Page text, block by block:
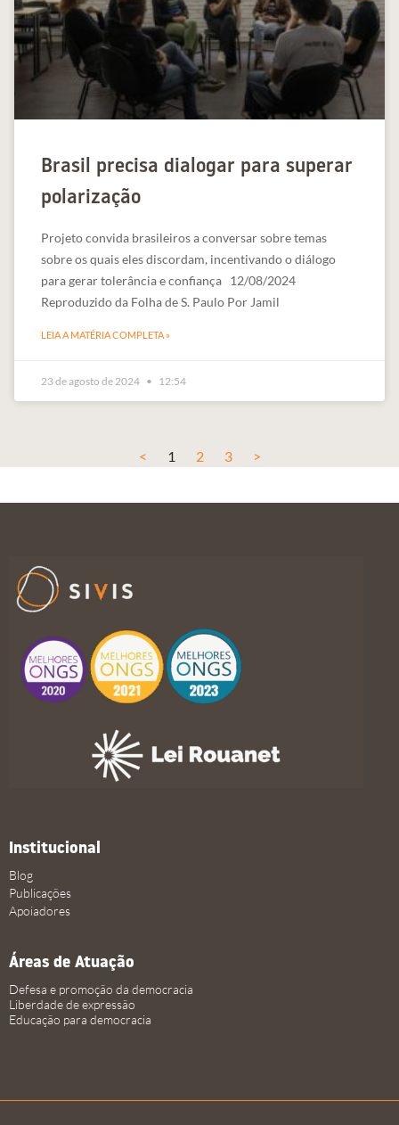
Brasil precisa dialogar para superar
polarização
Projeto convida brasileiros a conversar sobre temas
sobre os quais eles discordam, incentivando o diálogo
para gerar tolerância e confiança 12/08/2024
Reproduzido da Folha de S. Paulo Por Jamil
LEIA A MATÉRIA COMPLETA »
23 de agosto de 2024 12:54
< 1 2 3 >
Institucional
Blog
Publicações
Apoiadores
Áreas de Atuação
Defesa e promoção da democracia
Liberdade de expressão
Educação para democracia